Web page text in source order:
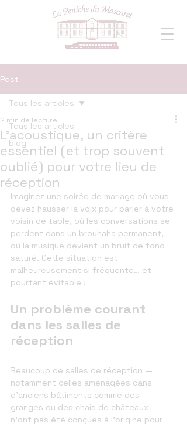
Post
Tous les articles
blog
Tous les articles
L’acoustique, un critère
essentiel (et trop souvent
oublié) pour votre lieu de
réception
2 min de lecture
Imaginez une soirée de mariage où vous
devez hausser la voix pour parler à votre
voisin de table, où les conversations se
perdent dans un brouhaha permanent,
où la musique devient un bruit de fond
saturé. Cette situation est
malheureusement si fréquente… et
pourtant évitable !
Un problème courant
dans les salles de
réception
Beaucoup de salles de réception —
notamment celles aménagées dans
d’anciens bâtiments comme des
granges ou des chais de châteaux —
n’ont pas été conçues à l’origine pour